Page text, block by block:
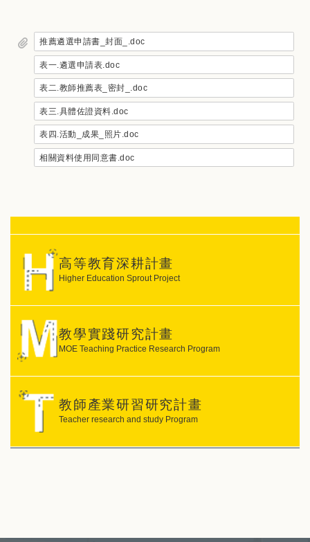
推薦遴選申請書_封面_.doc
表一.遴選申請表.doc
表二.教師推薦表_密封_.doc
表三.具體佐證資料.doc
表四.活動_成果_照片.doc
相關資料使用同意書.doc
高等教育深耕計畫
Higher Education Sprout Project
教學實踐研究計畫
MOE Teaching Practice Research Program
教師產業研習研究計畫
Teacher research and study Program